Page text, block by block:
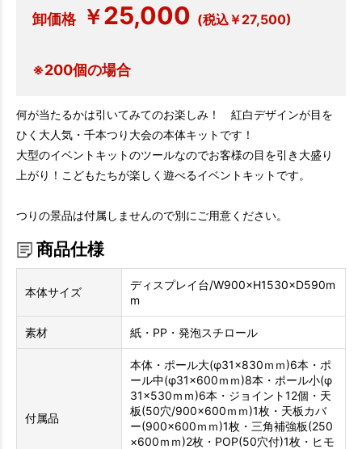
卸価格 ￥25,000 (税込￥27,500)
※200個の場合
何が当たるかは引いてみてのお楽しみ！ 紅白デザインが目を
ひく大人気・千本つり大会の本体キットです！
大型のイベントキットのツールなのでお客様の目を引き大盛り
上がり！こどもたちが楽しく遊べるイベントキットです。
つりの景品は付属しませんので別にご用意ください。
商品仕様
本体サイズ
ディスプレイ台/W900×H1530×D590m
m
素材 紙・PP・発泡スチロール
付属品
本体・ポール大(φ31×830ｍｍ)6本・ポ
ール中(φ31×600ｍｍ)8本・ポール小(φ
31×530ｍｍ)6本・ジョイント12個・天
板(50穴/900×600ｍｍ)1枚・天板カバ
ー(900×600ｍｍ)1枚・三角補強板(250
×600ｍｍ)2枚・POP(50穴付)1枚・ヒモ